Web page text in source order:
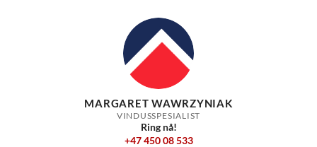
MARGARET WAWRZYNIAK
VINDUSSPESIALIST
Ring nå!
+47 450 08 533